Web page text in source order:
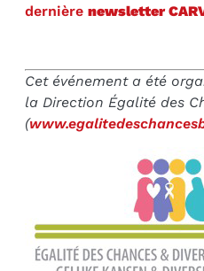
dernière newsletter
Cet événement a été
la Direction Égalité des
(